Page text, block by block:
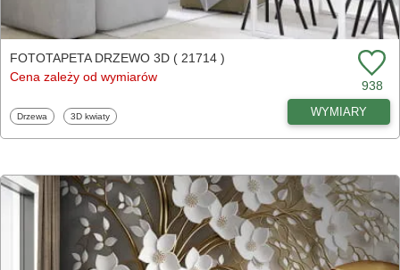
FOTOTAPETA DRZEWO 3D ( 21714 )
Cena zależy od wymiarów
938
Fototapety
Drzewa Fototapety
3D kwiaty WYMIARY